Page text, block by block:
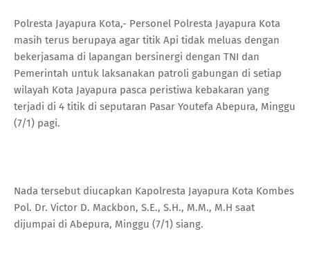
Polresta Jayapura Kota,- Personel Polresta Jayapura Kota
masih terus berupaya agar titik Api tidak meluas dengan
bekerjasama di lapangan bersinergi dengan TNI dan
Pemerintah untuk laksanakan patroli gabungan di setiap
wilayah Kota Jayapura pasca peristiwa kebakaran yang
terjadi di 4 titik di seputaran Pasar Youtefa Abepura, Minggu
(7/1) pagi.
Nada tersebut diucapkan Kapolresta Jayapura Kota Kombes
Pol. Dr. Victor D. Mackbon, S.E., S.H., M.M., M.H saat
dijumpai di Abepura, Minggu (7/1) siang.